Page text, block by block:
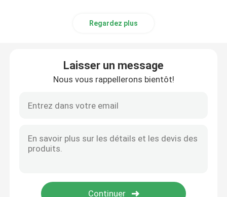
Regardez plus
Laisser un message
Nous vous rappellerons bientôt!